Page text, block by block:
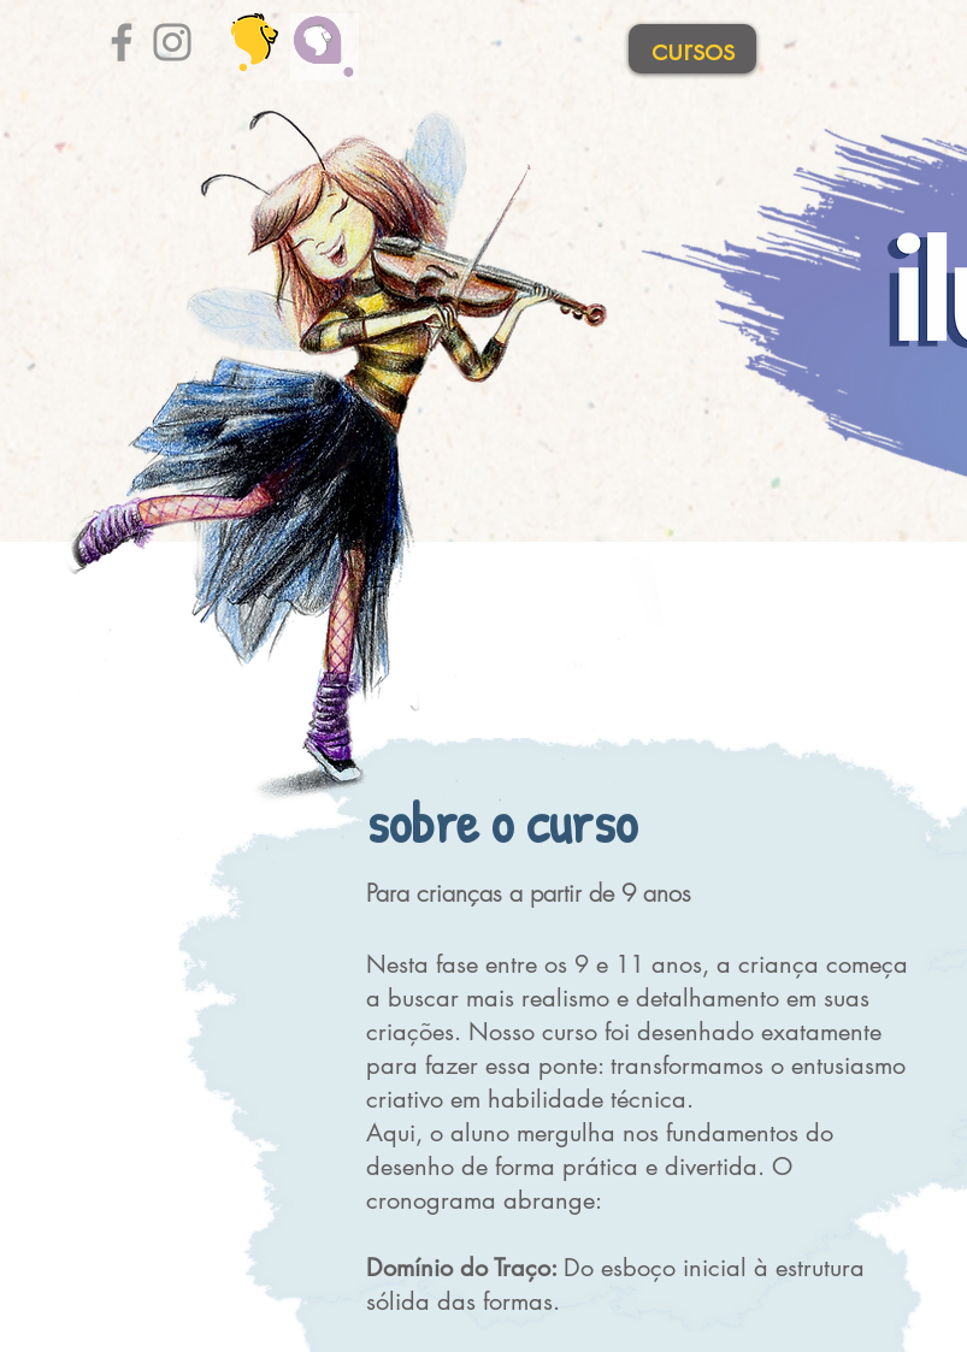
cursos
Para crianças a partir de 9 anos
Nesta fase entre os 9 e 11 anos, a criança começa
a buscar mais realismo e detalhamento em suas
criações. Nosso curso foi desenhado exatamente
para fazer essa ponte: transformamos o entusiasmo
criativo em habilidade técnica.
Aqui, o aluno mergulha nos fundamentos do
desenho de forma prática e divertida. O
cronograma abrange:
Domínio do Traço: Do esboço inicial à estrutura
sólida das formas.
sobre o curso